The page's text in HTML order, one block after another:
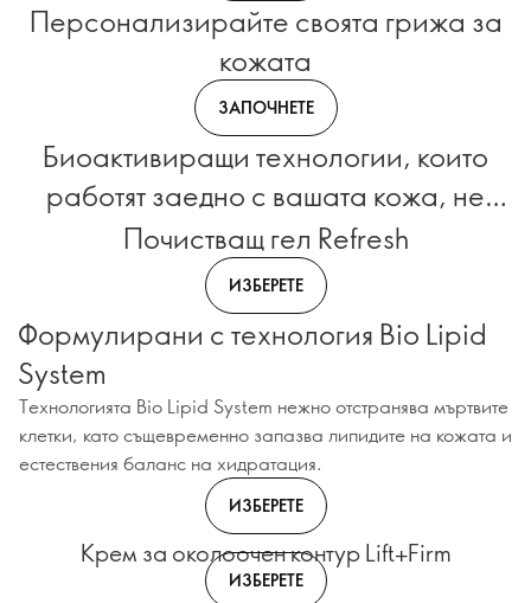
Персонализирайте своята грижа за
кожата
ЗАПОЧНЕТЕ
Биоактивиращи технологии, които
работят заедно с вашата кожа, не
само върху нея.
Почистващ гел Refresh
ИЗБЕРЕТЕ
Формулирани с технология Bio Lipid
System
Технологията Bio Lipid System нежно отстранява мъртвите
клетки, като същевременно запазва липидите на кожата и
естествения баланс на хидратация.
ИЗБЕРЕТЕ
Крем за околоочен контур Lift+Firm
ИЗБЕРЕТЕ